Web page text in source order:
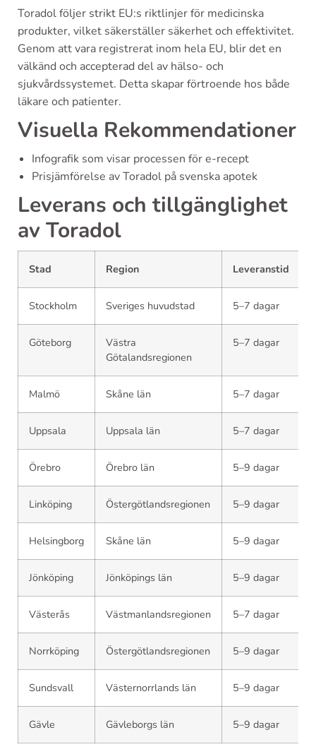
Toradol följer strikt EU:s riktlinjer för medicinska
produkter, vilket säkerställer säkerhet och effektivitet.
Genom att vara registrerat inom hela EU, blir det en
välkänd och accepterad del av hälso- och
sjukvårdssystemet. Detta skapar förtroende hos både
läkare och patienter.
Visuella Rekommendationer
Infografik som visar processen för e-recept
Prisjämförelse av Toradol på svenska apotek
Leverans och tillgänglighet
av Toradol
Stad Region Leveranstid
Stockholm Sveriges huvudstad 5–7 dagar
Göteborg
Västra
Götalandsregionen
5–7 dagar
Malmö Skåne län 5–7 dagar
Uppsala Uppsala län 5–7 dagar
Örebro Örebro län 5–9 dagar
Linköping Östergötlandsregionen 5–9 dagar
Helsingborg Skåne län 5–9 dagar
Jönköping Jönköpings län 5–9 dagar
Västerås Västmanlandsregionen 5–7 dagar
Norrköping Östergötlandsregionen 5–9 dagar
Sundsvall Västernorrlands län 5–9 dagar
Gävle Gävleborgs län 5–9 dagar